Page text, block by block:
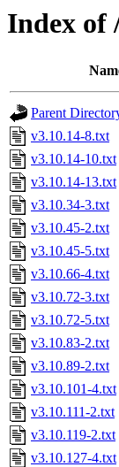
Index of
Parent
v3.10.14-8.txt
v3.10.14-10.txt
v3.10.14-13.txt
v3.10.34-3.txt
v3.10.45-2.txt
v3.10.45-5.txt
v3.10.66-4.txt
v3.10.72-3.txt
v3.10.72-5.txt
v3.10.83-2.txt
v3.10.89-2.txt
v3.10.101-4.txt
v3.10.111-2.txt
v3.10.119-2.txt
v3.10.127-4.txt